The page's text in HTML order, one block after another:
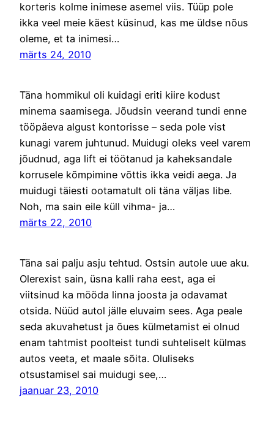
korteris kolme inimese asemel viis. Tüüp pole
ikka veel meie käest küsinud, kas me üldse nõus
oleme, et ta inimesi…
märts 24, 2010
Täna hommikul oli kuidagi eriti kiire kodust
minema saamisega. Jõudsin veerand tundi enne
tööpäeva algust kontorisse – seda pole vist
kunagi varem juhtunud. Muidugi oleks veel varem
jõudnud, aga lift ei töötanud ja kaheksandale
korrusele kõmpimine võttis ikka veidi aega. Ja
muidugi täiesti ootamatult oli täna väljas libe.
Noh, ma sain eile küll vihma- ja…
märts 22, 2010
Täna sai palju asju tehtud. Ostsin autole uue aku.
Olerexist sain, üsna kalli raha eest, aga ei
viitsinud ka mööda linna joosta ja odavamat
otsida. Nüüd autol jälle eluvaim sees. Aga peale
seda akuvahetust ja õues külmetamist ei olnud
enam tahtmist poolteist tundi suhteliselt külmas
autos veeta, et maale sõita. Oluliseks
otsustamisel sai muidugi see,…
jaanuar 23, 2010